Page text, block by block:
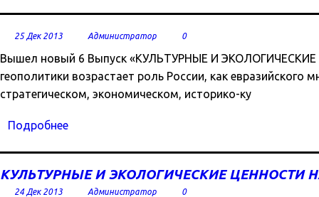
25 Дек 2013 Администратор 0
Вышел новый 6 Выпуск «КУЛЬТУРНЫЕ И
геополитики возрастает роль России, как евразийского
стратегическом, экономическом, историко-ку
Подробнее
КУЛЬТУРНЫЕ И ЭКОЛОГИЧЕСКИЕ ЦЕННОСТИ
24 Дек 2013 Администратор 0